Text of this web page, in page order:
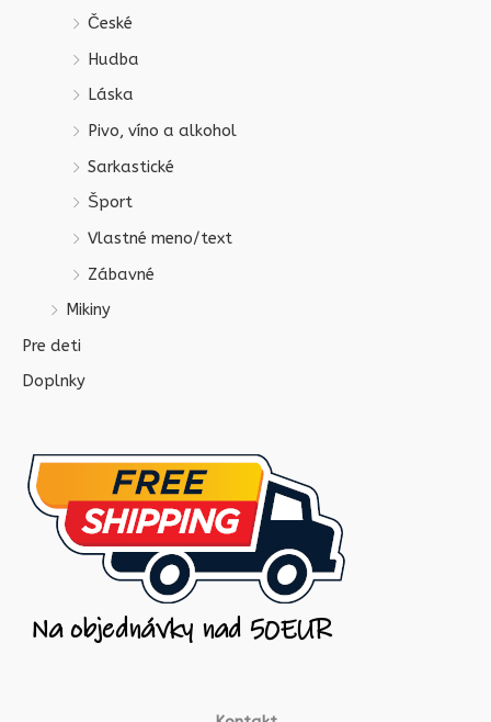
České
Hudba
Láska
Pivo, víno a alkohol
Sarkastické
Šport
Vlastné meno/text
Zábavné
Mikiny
Pre deti
Doplnky